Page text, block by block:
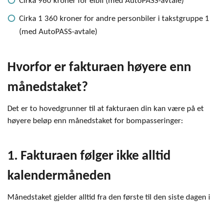
Cirka 1 360 kroner for andre personbiler i takstgruppe 1
(med AutoPASS-avtale)
Hvorfor er fakturaen høyere enn
månedstaket?
Det er to hovedgrunner til at fakturaen din kan være på et
høyere beløp enn månedstaket for bompasseringer:
1. Fakturaen følger ikke alltid
kalendermåneden
Månedstaket gjelder alltid fra den første til den siste dagen i